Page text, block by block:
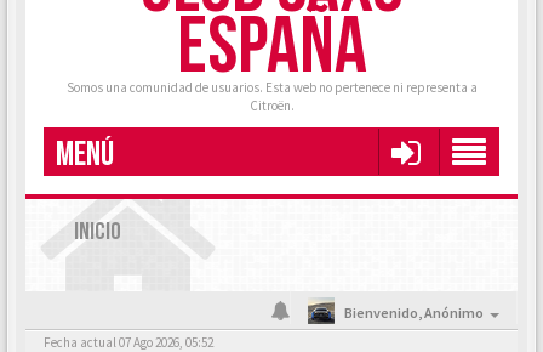
ESPAÑA
Somos una comunidad de usuarios. Esta web no pertenece ni representa a
Citroën.
MENÚ
INICIO
Bienvenido,Anónimo
Fecha actual 07 Ago 2026, 05:52